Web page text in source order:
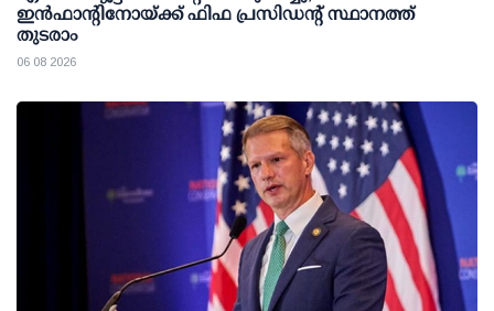
ഇന്‍ഫാന്റിനോയ്ക്ക് ഫിഫ പ്രസിഡന്റ് സ്ഥാനത്ത്
തുടരാം
06 08 2026